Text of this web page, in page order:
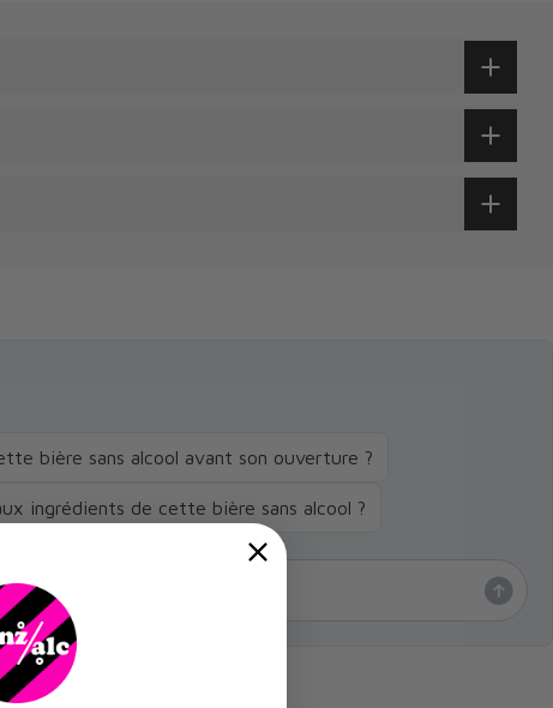
bière sans alcool avant son ouverture ?
ingrédients de cette bière sans alcool ?